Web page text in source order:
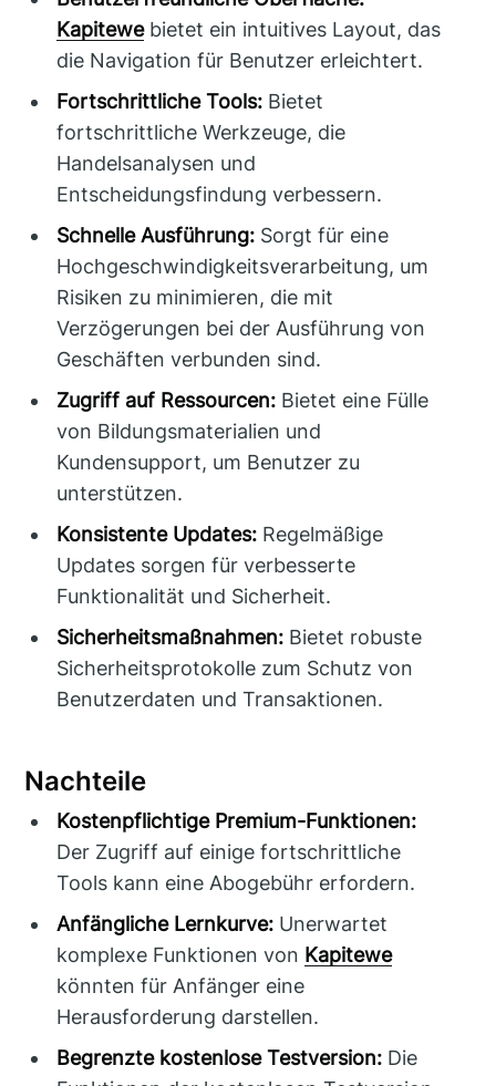
Kapitewebietet ein intuitives Layout, das
die Navigation für Benutzer erleichtert.
Fortschrittliche Tools: Bietet
fortschrittliche Werkzeuge, die
Handelsanalysen und
Entscheidungsfindung verbessern.
Schnelle Ausführung: Sorgt für eine
Hochgeschwindigkeitsverarbeitung, um
Risiken zu minimieren, die mit
Verzögerungen bei der Ausführung von
Geschäften verbunden sind.
Zugriff auf Ressourcen: Bietet eine Fülle
von Bildungsmaterialien und
Kundensupport, um Benutzer zu
unterstützen.
Konsistente Updates: Regelmäßige
Updates sorgen für verbesserte
Funktionalität und Sicherheit.
Sicherheitsmaßnahmen: Bietet robuste
Sicherheitsprotokolle zum Schutz von
Benutzerdaten und Transaktionen.
Nachteile
Kostenpflichtige Premium-Funktionen:
Der Zugriff auf einige fortschrittliche
Tools kann eine Abogebühr erfordern.
Anfängliche Lernkurve: Unerwartet
komplexe Funktionen von Kapitewe
könnten für Anfänger eine
Herausforderung darstellen.
Begrenzte kostenlose Testversion: Die